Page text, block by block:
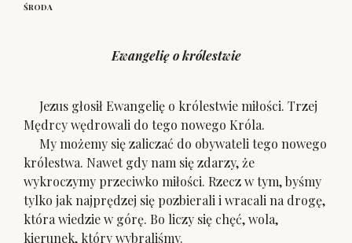
ŚRODA
Ewangelię o królestwie
Jezus głosił Ewangelię o królestwie miłości. Trzej
Mędrcy wędrowali do tego nowego Króla.
My możemy się zaliczać do obywateli tego nowego
królestwa. Nawet gdy nam się zdarzy, że
wykroczymy przeciwko miłości. Rzecz w tym, byśmy
tylko jak najprędzej się pozbierali i wracali na drogę,
która wiedzie w górę. Bo liczy się chęć, wola,
kierunek, który wybraliśmy.